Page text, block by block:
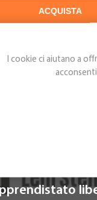
ACQUISTA
I cookie ci aiutano a